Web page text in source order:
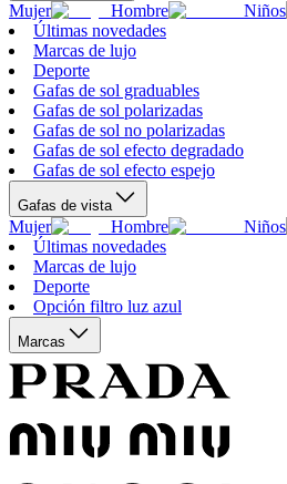
Mujer Hombre
Niños
Últimas novedades
Marcas de lujo
Deporte
Gafas de sol graduables
Gafas de sol polarizadas
Gafas de sol no polarizadas
Gafas de sol efecto degradado
Gafas de sol efecto espejo
Gafas de vista
Mujer Hombre
Niños
Últimas novedades
Marcas de lujo
Deporte
Opción filtro luz azul
Marcas